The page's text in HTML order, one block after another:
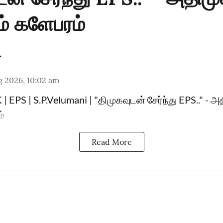
களேபரம்
2026, 10:02 am
EPS | S.P.Velumani | "திமுகவுடன் சேர்ந்து EPS.." -
Read More